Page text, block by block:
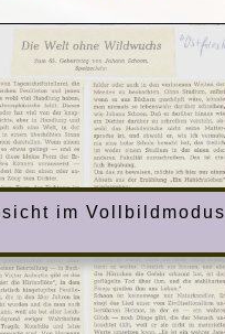
im Vollbildmodus